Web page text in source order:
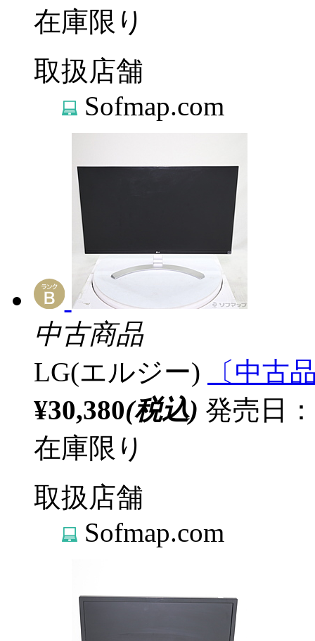
在庫限り
取扱店舗
Sofmap.com
中古商品
LG(エルジー)
〔中古
¥30,380(税込) 発売日
在庫限り
取扱店舗
Sofmap.com